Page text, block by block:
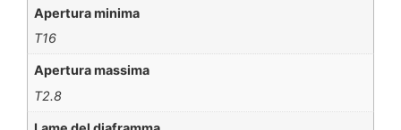
Apertura minima
T16
Apertura massima
T2.8